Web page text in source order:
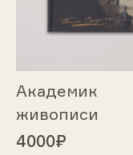
Академик
живописи
4000₽